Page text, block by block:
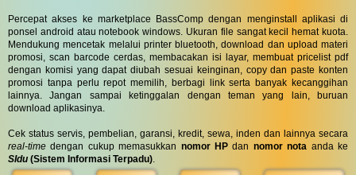
Percepat akses ke marketplace BassComp dengan menginstall aplikasi di
ponsel android atau notebook windows. Ukuran file sangat kecil hemat kuota.
Mendukung mencetak melalui printer bluetooth, download dan upload materi
promosi, scan barcode cerdas, membacakan isi layar, membuat pricelist pdf
dengan komisi yang dapat diubah sesuai keinginan, copy dan paste konten
promosi tanpa perlu repot memilih, berbagi link serta banyak kecanggihan
lainnya. Jangan sampai ketinggalan dengan teman yang lain, buruan
download aplikasinya.
Cek status servis, pembelian, garansi, kredit, sewa, inden dan lainnya secara
real-time dengan cukup memasukkan nomor HP dan nomor nota anda ke
SIdu (Sistem Informasi Terpadu)